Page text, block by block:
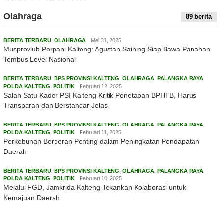
Olahraga 89 berita
BERITA TERBARU OLAHRAGA Mei 31, 2025
Musprovlub Perpani Kalteng: Agustan Saining Siap Bawa Panahan
Tembus Level Nasional
BERITA TERBARU BPS PROVINSI KALTENG OLAHRAGA PALANGKA RAYA
POLDA KALTENG POLITIK Februari 12, 2025
Salah Satu Kader PSI Kalteng Kritik Penetapan BPHTB, Harus
Transparan dan Berstandar Jelas
BERITA TERBARU BPS PROVINSI KALTENG OLAHRAGA PALANGKA RAYA
POLDA KALTENG POLITIK Februari 11, 2025
Perkebunan Berperan Penting dalam Peningkatan Pendapatan
Daerah
BERITA TERBARU BPS PROVINSI KALTENG OLAHRAGA PALANGKA RAYA
POLDA KALTENG POLITIK Februari 10, 2025
Melalui FGD, Jamkrida Kalteng Tekankan Kolaborasi untuk
Kemajuan Daerah